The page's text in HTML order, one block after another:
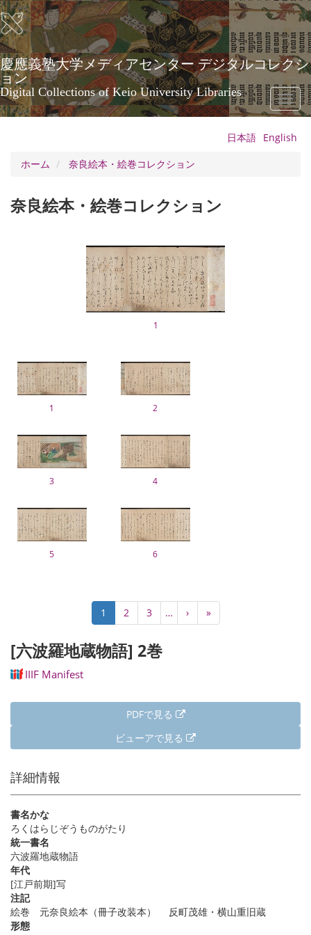
メ
イ
ン
コ
ン
テ
ン
ツ
に
慶應義塾大学メディアセンター デジタルコレクシ
ョン
Digital Collections of Keio University Libraries
Toggle
日本語 English
ホーム
奈良絵本・絵巻コレクション
奈良絵本・絵巻コレクション
1
1 2
3 4
5 6
送
り
カ
レ
ン
ト
1 Page
2 Page
3 …
次
ペ
›
最
終
»
[六波羅地蔵物語] 2巻
IIIF Manifest
PDFで見る
ビューアで見る
詳細情報
書名かな
ろくはらじぞうものがたり
統一書名
六波羅地蔵物語
年代
[江戸前期]写
注記
絵巻 元奈良絵本（冊子改装本） 反町茂雄・横山重旧蔵
形態